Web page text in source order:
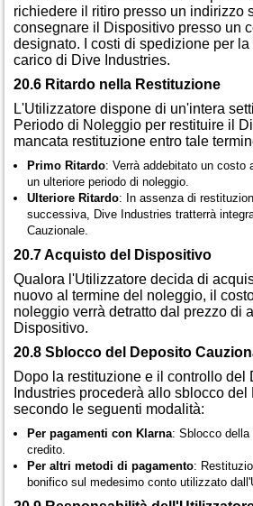
richiedere il ritiro presso un indirizzo
consegnare il Dispositivo presso un
designato. I costi di spedizione per
carico di Dive Industries.
20.6 Ritardo nella Restituzione
L'Utilizzatore dispone di un'intera
Periodo di Noleggio per restituire il
mancata restituzione entro tale
Primo Ritardo: Verrà addebitato un costo
un ulteriore periodo di noleggio.
Ulteriore Ritardo: In assenza di
successiva, Dive Industries tratterrà
Cauzionale.
20.7 Acquisto del Dispositivo
Qualora l'Utilizzatore decida di
nuovo al termine del noleggio, il
noleggio verrà detratto dal prezzo di
Dispositivo.
20.8 Sblocco del Deposito
Dopo la restituzione e il controllo del
Industries procederà allo sblocco
secondo le seguenti modalità:
Per pagamenti con Klarna: Sblocco della
credito.
Per altri metodi di pagamento:
bonifico sul medesimo conto utilizzato